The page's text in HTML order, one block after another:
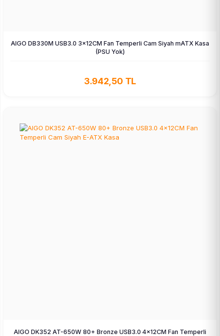
AIGO DB330M USB3.0 3×12CM Fan Temperli Cam Siyah mATX Kasa
(PSU Yok)
3.942,50 TL
AIGO DK352 AT-650W 80+ Bronze USB3.0 4×12CM Fan Temperli